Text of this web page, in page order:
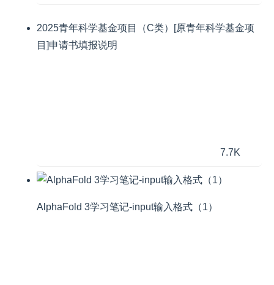
2025青年科学基金项目（C类）[原青年科学基金项
目]申请书填报说明
7.7K
AlphaFold 3学习笔记-input输入格式（1）